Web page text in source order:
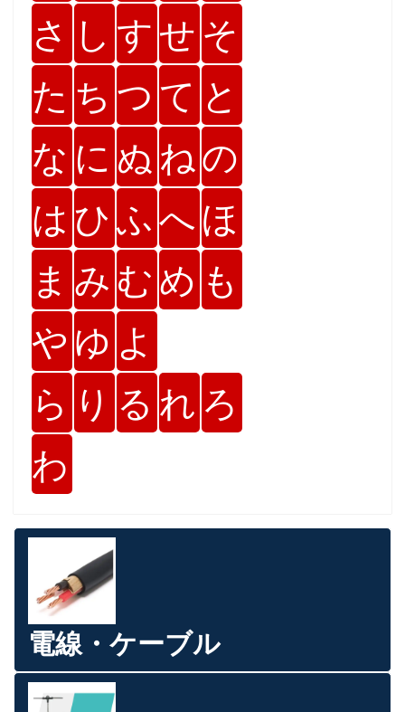
さ し すせ そ
た ち つ て と
な に ぬ ねの
は ひふへほ
ま み むめ も
や ゆ よ
ら り る れ ろ
わ
電線・ケーブル